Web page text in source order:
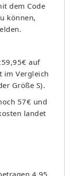
dem Code
können,
auf
im Vergleich
Größe S).
57€ und
landet
4,95